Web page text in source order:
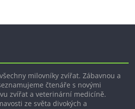
milovníky zvířat. Zábavnou a
čtenáře s novými
zvířat a veterinární medicíně.
ze světa divokých a